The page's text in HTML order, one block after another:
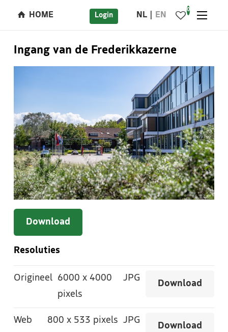
HOME Login NL EN
0
Ingang van de Frederikkazerne
Download
Resoluties
Origineel 6000 x 4000
pixels
JPG
Download
Web 800 x 533 pixels JPG
Download